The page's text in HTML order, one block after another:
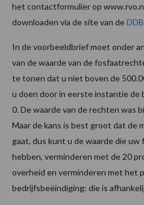
het contactformulier op
downloaden via de site van deDDB
In de voorbeeldbrief moet onder
van de waarde van de
te tonen dat u niet boven de
u doen door in eerste instantie de
0. De waarde van de rechten was
Maar de kans is best groot dat de
gaat, dus kunt u de waarde die
hebben, verminderen met de 20
overheid en verminderen met het
bedrijfsbeëindiging: die is